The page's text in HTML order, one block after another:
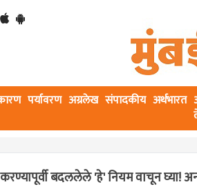
पर्यावरण अग्रलेख संपादकीय अर्थभारत
बदललेले 'हे' नियम वाचून घ्या!